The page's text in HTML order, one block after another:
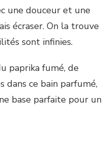
une douceur et une
écraser. On la trouve
sont infinies.
paprika fumé, de
dans ce bain parfumé,
base parfaite pour un